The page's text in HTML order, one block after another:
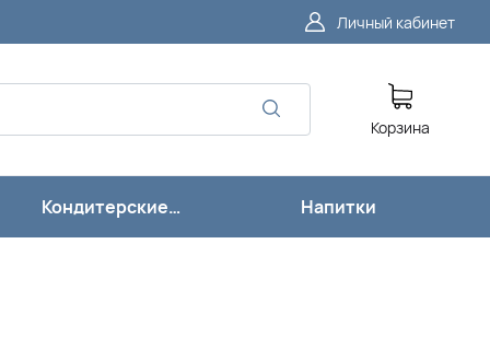
Личный кабинет
Корзина
Кондитерские
изделия
Напитки